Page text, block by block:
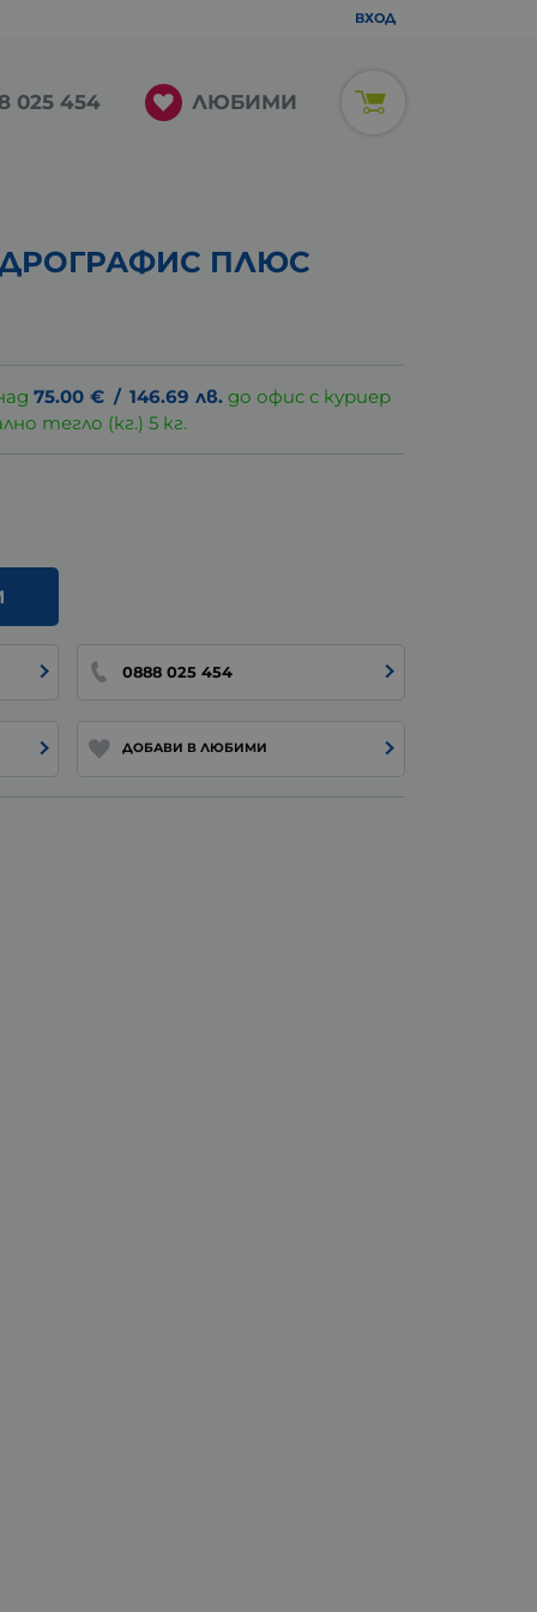
ВХОД
025 454 ЛЮБИМИ
ПЛЮС
75.00 € / 146.69 лв. до офис с куриер
тегло (кг.) 5 кг.
0888 025 454
ДОБАВИ В ЛЮБИМИ